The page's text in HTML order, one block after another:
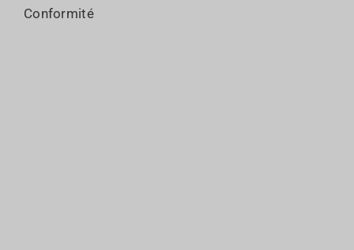
Conformité